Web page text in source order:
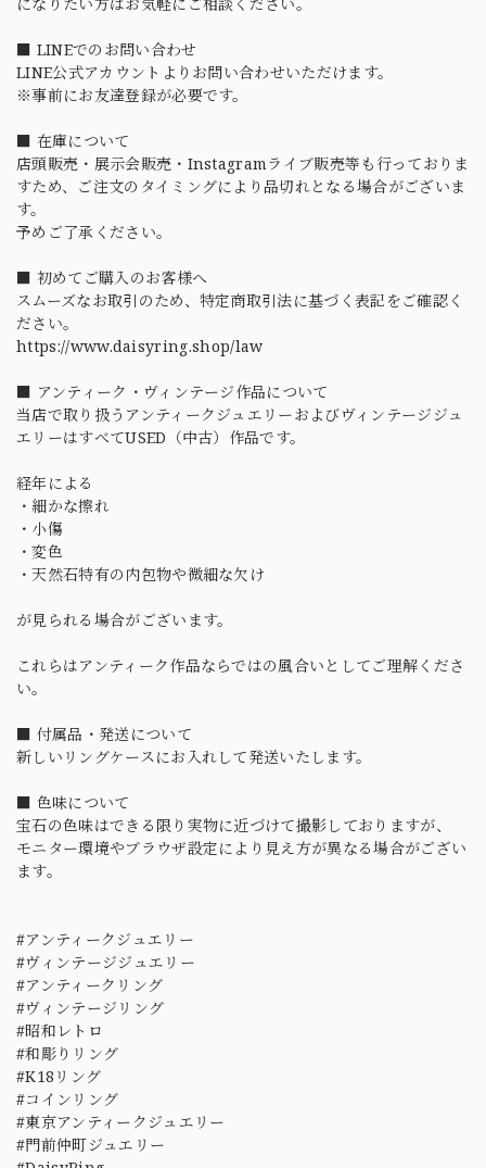
になりたい方はお気軽にご相談ください。
■ LINEでのお問い合わせ
LINE公式アカウントよりお問い合わせいただけます。
※事前にお友達登録が必要です。
■ 在庫について
店頭販売・展示会販売・Instagramライブ販売等も行っておりま
すため、ご注文のタイミングにより品切れとなる場合がございま
す。
予めご了承ください。
■ 初めてご購入のお客様へ
スムーズなお取引のため、特定商取引法に基づく表記をご確認く
ださい。
https://www.daisyring.shop/law
■ アンティーク・ヴィンテージ作品について
当店で取り扱うアンティークジュエリーおよびヴィンテージジュ
エリーはすべてUSED（中古）作品です。
経年による
・細かな擦れ
・小傷
・変色
・天然石特有の内包物や微細な欠け
が見られる場合がございます。
これらはアンティーク作品ならではの風合いとしてご理解くださ
い。
■ 付属品・発送について
新しいリングケースにお入れして発送いたします。
■ 色味について
宝石の色味はできる限り実物に近づけて撮影しておりますが、
モニター環境やブラウザ設定により見え方が異なる場合がござい
ます。
#アンティークジュエリー
#ヴィンテージジュエリー
#アンティークリング
#ヴィンテージリング
#昭和レトロ
#和彫りリング
#K18リング
#コインリング
#東京アンティークジュエリー
#門前仲町ジュエリー